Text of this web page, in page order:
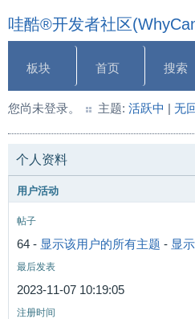
哇酷®开发者社区
板块 首页 搜索
您尚未登录。 主题: 活跃中 | 无
个人资料
用户活动
帖子
64 - 显示该用户的所有主题 - 显
最后发表
2023-11-07 10:19:05
注册时间